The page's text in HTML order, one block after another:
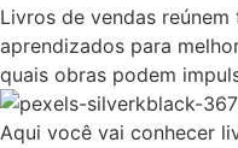
Livros de vendas
aprendizados para
quais obras podem
Aqui você vai conhecer